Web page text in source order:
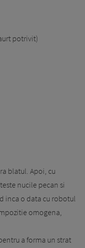
potrivit)
blatul. Apoi, cu
nucile pecan si
inca o data cu robotul
omogena,
a forma un strat